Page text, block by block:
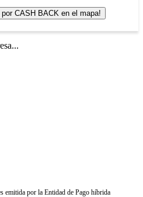
por CASH BACK en el mapa!
emitida por la Entidad de Pago híbrida